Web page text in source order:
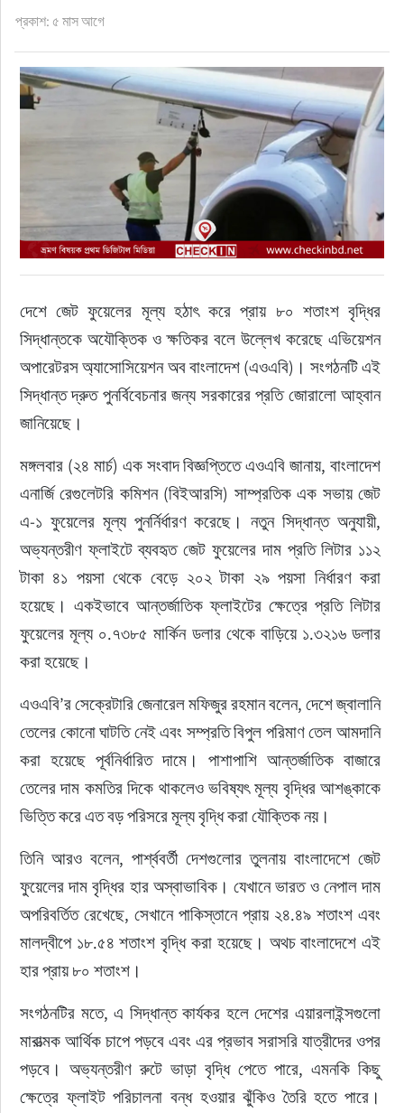
ফুড
হজ-ওমরাহ
ভিডিও
প্রকাশ: ৫ মাস আগে
দেশে জেট ফুয়েলের মূল্য হঠাৎ করে প্রায় ৮০ শতাংশ বৃদ্ধির
সিদ্ধান্তকে অযৌক্তিক ও ক্ষতিকর বলে উল্লেখ করেছে এভিয়েশন
অপারেটরস অ্যাসোসিয়েশন অব বাংলাদেশ (এওএবি)। সংগঠনটি এই
সিদ্ধান্ত দ্রুত পুনর্বিবেচনার জন্য সরকারের প্রতি জোরালো আহ্বান
জানিয়েছে।
মঙ্গলবার (২৪ মার্চ) এক সংবাদ বিজ্ঞপ্তিতে এওএবি জানায়, বাংলাদেশ
এনার্জি রেগুলেটরি কমিশন (বিইআরসি) সাম্প্রতিক এক সভায় জেট
এ-১ ফুয়েলের মূল্য পুনর্নির্ধারণ করেছে। নতুন সিদ্ধান্ত অনুযায়ী,
অভ্যন্তরীণ ফ্লাইটে ব্যবহৃত জেট ফুয়েলের দাম প্রতি লিটার ১১২
টাকা ৪১ পয়সা থেকে বেড়ে ২০২ টাকা ২৯ পয়সা নির্ধারণ করা
হয়েছে। একইভাবে আন্তর্জাতিক ফ্লাইটের ক্ষেত্রে প্রতি লিটার
ফুয়েলের মূল্য ০.৭৩৮৫ মার্কিন ডলার থেকে বাড়িয়ে ১.৩২১৬ ডলার
করা হয়েছে।
এওএবি’র সেক্রেটারি জেনারেল মফিজুর রহমান বলেন, দেশে জ্বালানি
তেলের কোনো ঘাটতি নেই এবং সম্প্রতি বিপুল পরিমাণ তেল আমদানি
করা হয়েছে পূর্বনির্ধারিত দামে। পাশাপাশি আন্তর্জাতিক বাজারে
তেলের দাম কমতির দিকে থাকলেও ভবিষ্যৎ মূল্য বৃদ্ধির আশঙ্কাকে
ভিত্তি করে এত বড় পরিসরে মূল্য বৃদ্ধি করা যৌক্তিক নয়।
তিনি আরও বলেন, পার্শ্ববর্তী দেশগুলোর তুলনায় বাংলাদেশে জেট
ফুয়েলের দাম বৃদ্ধির হার অস্বাভাবিক। যেখানে ভারত ও নেপাল দাম
অপরিবর্তিত রেখেছে, সেখানে পাকিস্তানে প্রায় ২৪.৪৯ শতাংশ এবং
মালদ্বীপে ১৮.৫৪ শতাংশ বৃদ্ধি করা হয়েছে। অথচ বাংলাদেশে এই
হার প্রায় ৮০ শতাংশ।
সংগঠনটির মতে, এ সিদ্ধান্ত কার্যকর হলে দেশের এয়ারলাইন্সগুলো
মারাত্মক আর্থিক চাপে পড়বে এবং এর প্রভাব সরাসরি যাত্রীদের ওপর
পড়বে। অভ্যন্তরীণ রুটে ভাড়া বৃদ্ধি পেতে পারে, এমনকি কিছু
ক্ষেত্রে ফ্লাইট পরিচালনা বন্ধ হওয়ার ঝুঁকিও তৈরি হতে পারে।